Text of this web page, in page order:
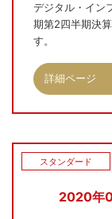
デジタル・イン
期第2四半期決
す。
詳細ページ
2020年
スタンダード